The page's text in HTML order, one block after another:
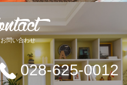
お問い合わせ
028-625-0012